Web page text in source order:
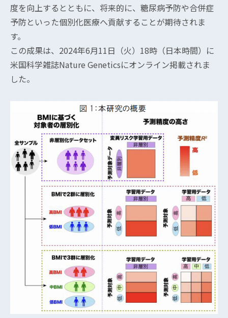
度を向上するとともに、将来的に、糖尿病予防や合併症
予防といった個別化医療へ貢献することが期待されま
す。
この成果は、2024年6月11日（火）18時（日本時間）に
米国科学雑誌Nature Geneticsにオンライン掲載されま
した。